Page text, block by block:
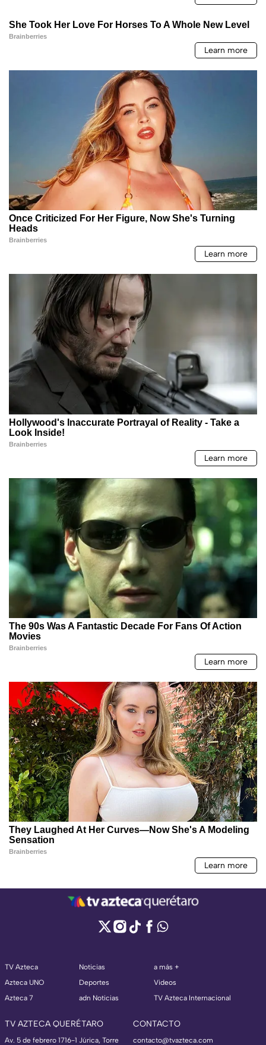
TV Azteca
Azteca UNO
Azteca 7
Noticias
Deportes
adn Noticias
a más +
Videos
TV Azteca Internacional
TV AZTECA QUERÉTARO
Av. 5 de febrero 1716-1 Júrica, Torre
CONTACTO
contacto@tvazteca.com